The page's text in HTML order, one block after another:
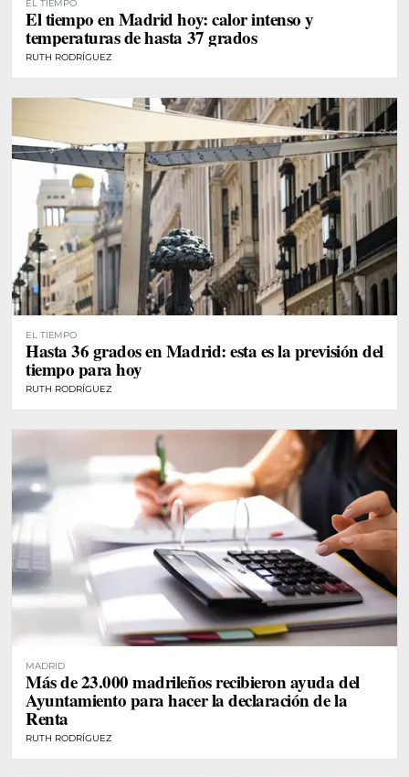
EL TIEMPO
El tiempo en Madrid hoy: calor intenso y
temperaturas de hasta 37 grados
RUTH RODRÍGUEZ
EL TIEMPO
Hasta 36 grados en Madrid: esta es la previsión del
tiempo para hoy
RUTH RODRÍGUEZ
MADRID
Más de 23.000 madrileños recibieron ayuda del
Ayuntamiento para hacer la declaración de la
Renta
RUTH RODRÍGUEZ